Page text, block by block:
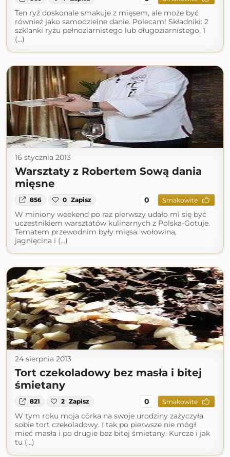
Ten ryż doskonale smakuje z mięsem, ale może być
również jako samodzielne danie. Polecam! Składniki: 2
szklanki ryżu pełnoziarnistego lub długoziarnistego, 1
(...)
16 stycznia 2013
Warsztaty z Robertem Sową dania
mięsne
856 0 Zapisz 0 Smakowite
W miniony weekend po raz pierwszy udało mi się być
uczestnikiem warsztatów kulinarnych z Polska-Gotuje.
Tematem przewodnim były mięsa: wołowina,
jagnięcina i (...)
24 sierpnia 2013
Tort czekoladowy bez masła i bitej
śmietany
821 2 Zapisz 0 Smakowite
W tym roku moja córka na swoje urodziny zażyczyła
sobie tort czekoladowy. I tak po pierwsze nie mógł
mieć masła i po drugie bez bitej śmietany. Kurcze i jak
tu (...)